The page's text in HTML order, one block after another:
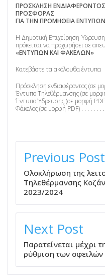
ΠΡΟΣΚΛΗΣΗ
ΠΡΟΣΦΟΡΑΣ
ΓΙΑ ΤΗΝ ΠΡΟΜΗΘΕΙΑ
Η Δημοτική Επιχείρηση
πρόκειται να προχωρήσει σε
«ΕΝΤΥΠΩΝ ΚΑΙ ΦΑΚΕΛΩΝ»
Κατεβάστε τα ακόλουθα έντυπα
Πρόσκληση ενδιαφέροντος (σε
Έντυπο Τηλεθέρμανσης (σε
Έντυπο Ύδρευσης (σε μορφή
Φάκελος (σε μορφή PDF) . . . . . . .
ΠΛΟΉΓΗΣΗ
ΆΡΘΡΩΝ
Previous Post
Ολοκλήρωση της
Τηλεθέρμανσης
2023/2024
Next Post
Παρατείνεται μέχρι
ρύθμιση των